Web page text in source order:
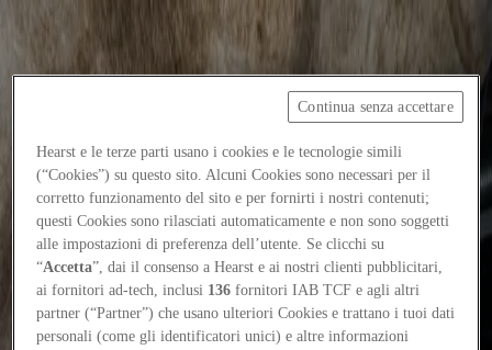
Contacts
EN
Log in
Home
Hearst e le terze parti usano i cookies e le tecnologie simili
(“Cookies”) su questo sito. Alcuni Cookies sono necessari per il
corretto funzionamento del sito e per fornirti i nostri contenuti;
questi Cookies sono rilasciati automaticamente e non sono soggetti
alle impostazioni di preferenza dell’utente. Se clicchi su
“Accetta”, dai il consenso a Hearst e ai nostri clienti pubblicitari,
ai fornitori ad-tech, inclusi 136 fornitori IAB TCF e agli altri
partner (“Partner”) che usano ulteriori Cookies e trattano i tuoi dati
personali (come gli identificatori unici) e altre informazioni
Continua senza accettare